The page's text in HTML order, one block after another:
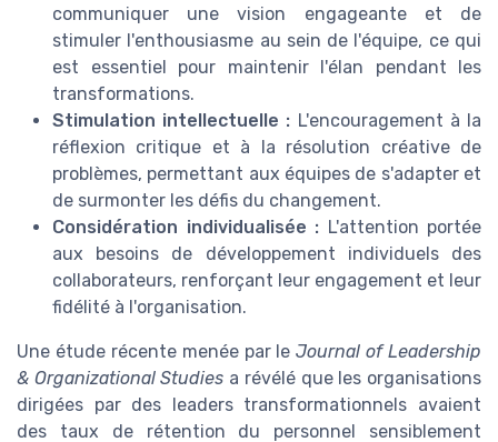
communiquer une vision engageante et de
stimuler l'enthousiasme au sein de l'équipe, ce qui
est essentiel pour maintenir l'élan pendant les
transformations.
Stimulation intellectuelle : L'encouragement à la
réflexion critique et à la résolution créative de
problèmes, permettant aux équipes de s'adapter et
de surmonter les défis du changement.
Considération individualisée : L'attention portée
aux besoins de développement individuels des
collaborateurs, renforçant leur engagement et leur
fidélité à l'organisation.
Une étude récente menée par leJournal of Leadership
& Organizational Studies a révélé que les organisations
dirigées par des leaders transformationnels avaient
des taux de rétention du personnel sensiblement